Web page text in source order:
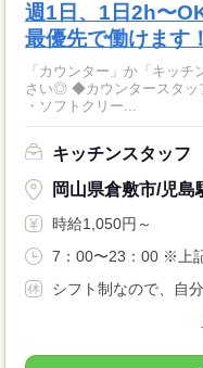
週1日、1日2h〜
最優先で働けます！
「カウンター」か「キッ
さい◎ ◆カウンタースタッフ ・レジでの接客、注文 ・ドリンク作り
・ソフトクリー...
キッチンスタッフ
岡山県倉敷市/児島
時給1,050円～
7：00〜23：00 ※上
シフト制なので、自